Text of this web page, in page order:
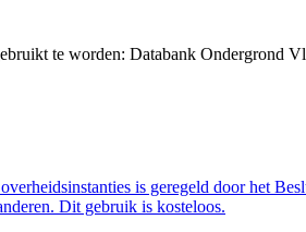
te worden: Databank Ondergrond
is geregeld door het
Dit gebruik is kosteloos.